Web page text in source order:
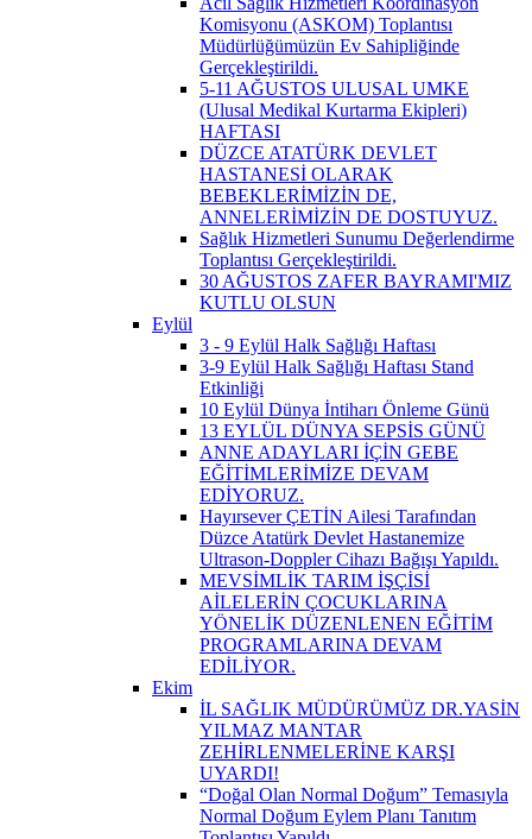
Komisyonu (ASKOM) Toplantısı
Müdürlüğümüzün Ev Sahipliğinde
Gerçekleştirildi.
5-11 AĞUSTOS ULUSAL UMKE
(Ulusal Medikal Kurtarma Ekipleri)
HAFTASI
DÜZCE ATATÜRK DEVLET
HASTANESİ OLARAK
BEBEKLERİMİZİN DE,
ANNELERİMİZİN DE DOSTUYUZ.
Sağlık Hizmetleri Sunumu Değerlendirme
Toplantısı Gerçekleştirildi.
30 AĞUSTOS ZAFER BAYRAMI'MIZ
KUTLU OLSUN
Eylül
3 - 9 Eylül Halk Sağlığı Haftası
3-9 Eylül Halk Sağlığı Haftası Stand
Etkinliği
10 Eylül Dünya İntiharı Önleme Günü
13 EYLÜL DÜNYA SEPSİS GÜNÜ
ANNE ADAYLARI İÇİN GEBE
EĞİTİMLERİMİZE DEVAM
EDİYORUZ.
Hayırsever ÇETİN Ailesi Tarafından
Düzce Atatürk Devlet Hastanemize
Ultrason-Doppler Cihazı Bağışı Yapıldı.
MEVSİMLİK TARIM İŞÇİSİ
AİLELERİN ÇOCUKLARINA
YÖNELİK DÜZENLENEN EĞİTİM
PROGRAMLARINA DEVAM
EDİLİYOR.
Ekim
İL SAĞLIK MÜDÜRÜMÜZ DR.YASİN
YILMAZ MANTAR
ZEHİRLENMELERİNE KARŞI
UYARDI!
“Doğal Olan Normal Doğum” Temasıyla
Normal Doğum Eylem Planı Tanıtım